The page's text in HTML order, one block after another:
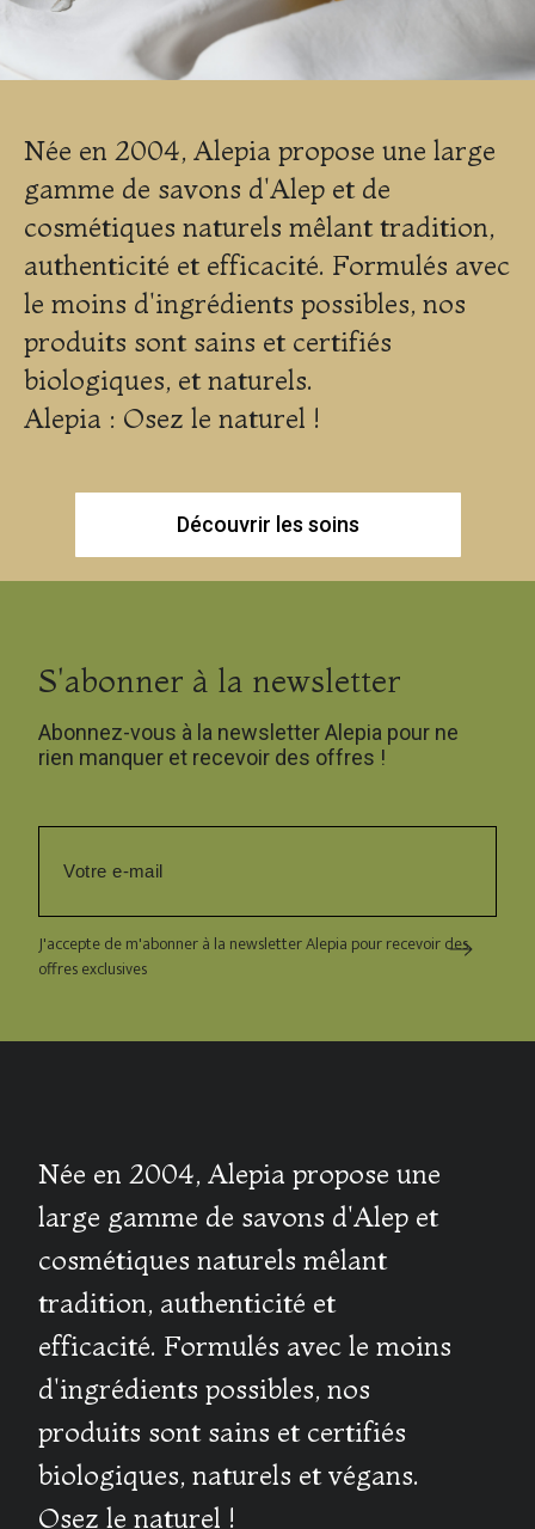
Née en 2004, Alepia propose une large
gamme de savons d'Alep et de
cosmétiques naturels mêlant tradition,
authenticité et efficacité. Formulés avec
le moins d'ingrédients possibles, nos
produits sont sains et certifiés
biologiques, et naturels.
Alepia : Osez le naturel !
Découvrir les soins
S'abonner à la newsletter
Abonnez-vous à la newsletter Alepia pour ne
rien manquer et recevoir des offres !
J'accepte de m'abonner à la newsletter Alepia pour recevoir des
offres exclusives
Née en 2004, Alepia propose une
large gamme de savons d'Alep et
cosmétiques naturels mêlant
tradition, authenticité et
efficacité. Formulés avec le moins
d'ingrédients possibles, nos
produits sont sains et certifiés
biologiques, naturels et végans.
Osez le naturel !